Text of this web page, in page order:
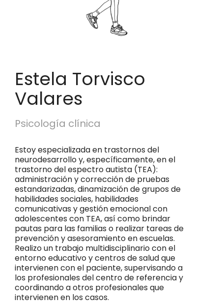
Estela Torvisco
Valares
Psicología clínica
Estoy especializada en trastornos del
neurodesarrollo y, específicamente, en el
trastorno del espectro autista (TEA):
administración y corrección de pruebas
estandarizadas, dinamización de grupos de
habilidades sociales, habilidades
comunicativas y gestión emocional con
adolescentes con TEA, así como brindar
pautas para las familias o realizar tareas de
prevención y asesoramiento en escuelas.
Realizo un trabajo multidisciplinario con el
entorno educativo y centros de salud que
intervienen con el paciente, supervisando a
los profesionales del centro de referencia y
coordinando a otros profesionales que
intervienen en los casos.